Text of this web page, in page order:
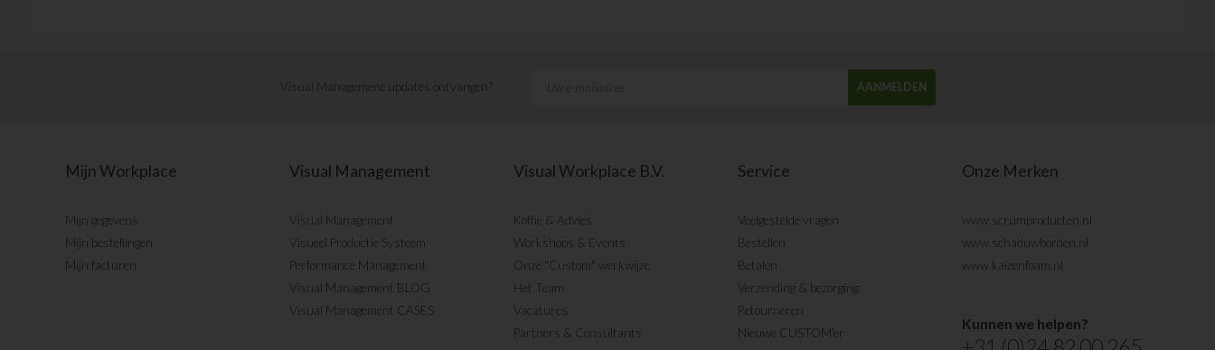
Visual Management updates ontvangen? AANMELDEN
Mijn Workplace
Mijn gegevens
Mijn bestellingen
Mijn facturen
Visual Management
Visual Management
Visueel Productie Systeem
Performance Management
Visual Management BLOG
Visual Management CASES
Visual Workplace B.V.
Koffie & Advies
Workshops & Events
Onze "Custom" werkwijze
Het Team
Vacatures
Partners & Consultants
Service
Veelgestelde vragen
Bestellen
Betalen
Verzending & bezorging
Retourneren
Nieuwe CUSTOM'er
Onze Merken
www.scrumproducten.nl
www.schaduwborden.nl
www.kaizenfoam.nl
Kunnen we helpen?